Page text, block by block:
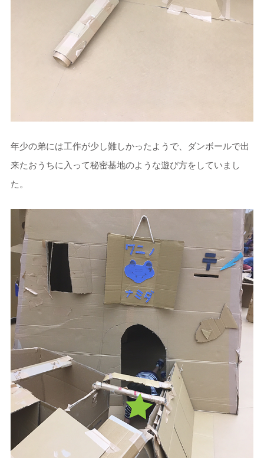
年少の弟には工作が少し難しかったようで、ダンボールで出
来たおうちに入って秘密基地のような遊び方をしていまし
た。